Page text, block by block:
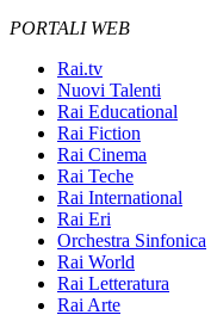
PORTALI WEB
Rai.tv
Nuovi Talenti
Rai Educational
Rai Fiction
Rai Cinema
Rai Teche
Rai International
Rai Eri
Orchestra Sinfonica
Rai World
Rai Letteratura
Rai Arte